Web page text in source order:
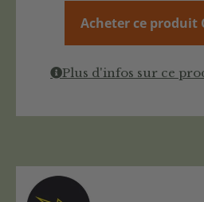
Acheter ce produit
Plus d'infos sur ce